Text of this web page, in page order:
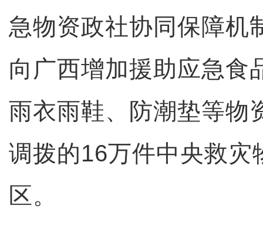
急物资政社协同保障机
向广西增加援助应急食
雨衣雨鞋、防潮垫等物
调拨的16万件中央救灾
区。